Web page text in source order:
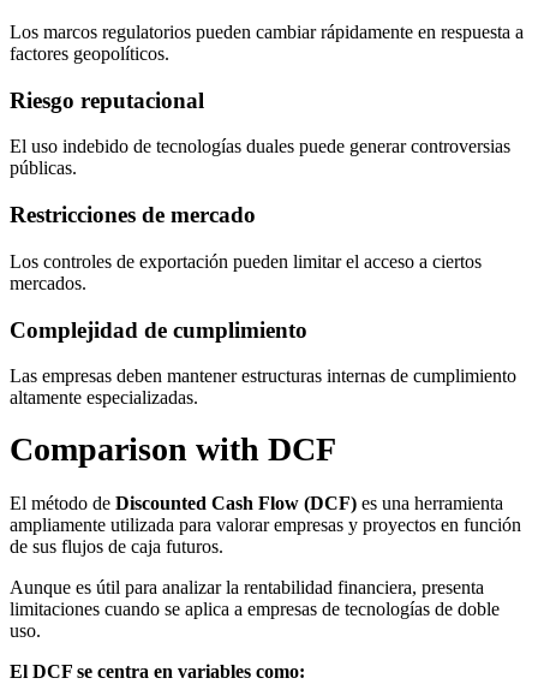
Los marcos regulatorios pueden cambiar rápidamente en respuesta a
factores geopolíticos.
Riesgo reputacional
El uso indebido de tecnologías duales puede generar controversias
públicas.
Restricciones de mercado
Los controles de exportación pueden limitar el acceso a ciertos
mercados.
Complejidad de cumplimiento
Las empresas deben mantener estructuras internas de cumplimiento
altamente especializadas.
Comparison with DCF
El método de Discounted Cash Flow (DCF) es una herramienta
ampliamente utilizada para valorar empresas y proyectos en función
de sus flujos de caja futuros.
Aunque es útil para analizar la rentabilidad financiera, presenta
limitaciones cuando se aplica a empresas de tecnologías de doble
uso.
El DCF se centra en variables como: